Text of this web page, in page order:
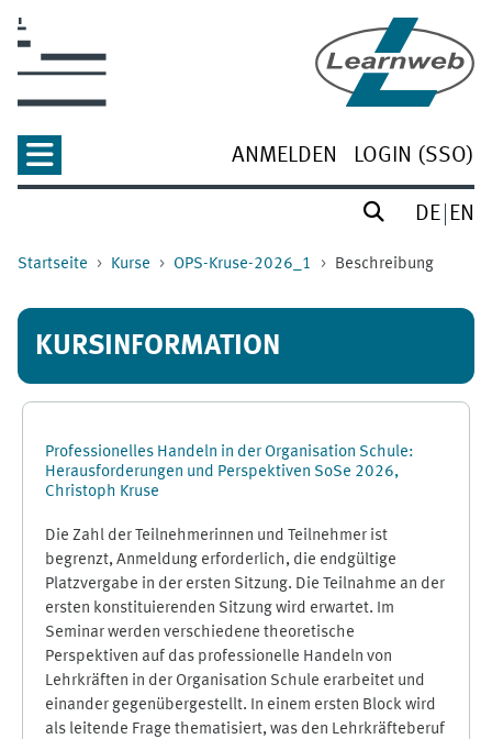
ANMELDEN LOGIN (SSO)
DE EN
Startseite Kurse OPS-Kruse-2026_1 Beschreibung
KURSINFORMATION
Professionelles Handeln in der Organisation Schule:
Herausforderungen und Perspektiven SoSe 2026,
Christoph Kruse
Die Zahl der Teilnehmerinnen und Teilnehmer ist
begrenzt, Anmeldung erforderlich, die endgültige
Platzvergabe in der ersten Sitzung. Die Teilnahme an der
ersten konstituierenden Sitzung wird erwartet. Im
Seminar werden verschiedene theoretische
Perspektiven auf das professionelle Handeln von
Lehrkräften in der Organisation Schule erarbeitet und
einander gegenübergestellt. In einem ersten Block wird
als leitende Frage thematisiert, was den Lehrkräfteberuf